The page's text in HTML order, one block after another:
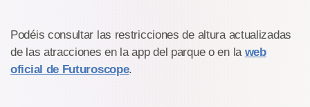
Podéis consultar las restricciones de altura actualizadas
de las atracciones en la app del parque o en la web
oficial de Futuroscope.